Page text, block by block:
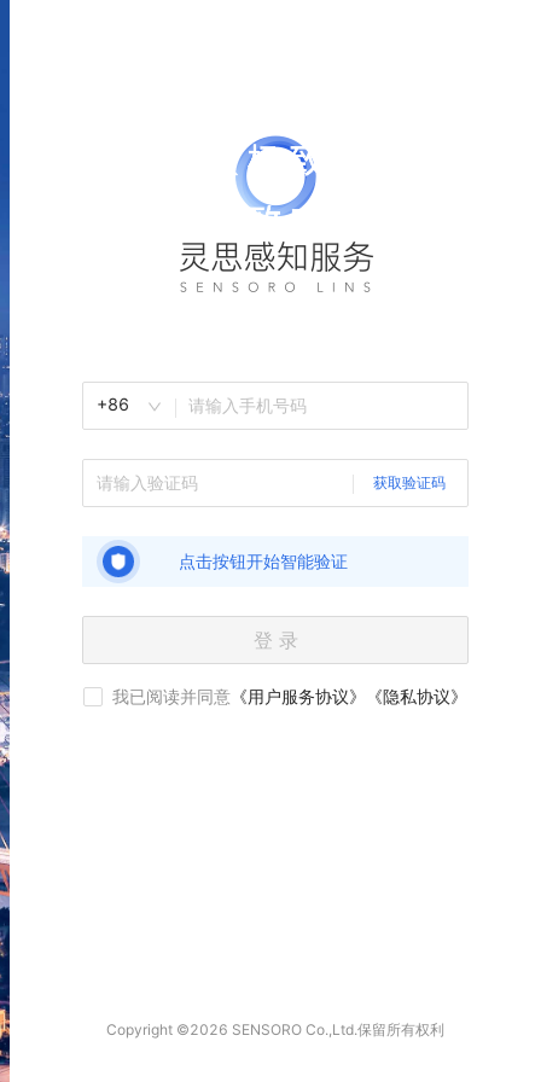
+86
获取验证码
点击按钮开始智能验证
登 录
我已阅读并同意 《用户服务协议》 《隐私协议》
Copyright ©2026 SENSORO Co.,Ltd.保留所有权利